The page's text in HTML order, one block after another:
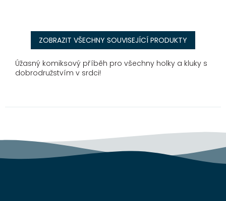
ZOBRAZIT VŠECHNY SOUVISEJÍCÍ PRODUKTY
Úžasný komiksový příběh pro všechny holky a kluky s
dobrodružstvím v srdci!